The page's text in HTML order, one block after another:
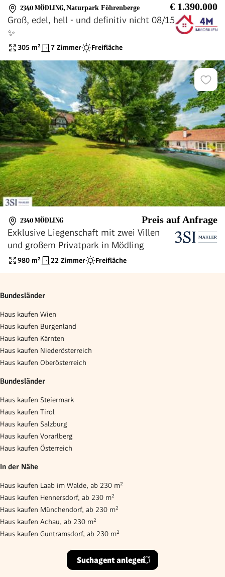
2340 MÖDLING, Naturpark Föhrenberge € 1.390.000
Groß, edel, hell - und definitiv nicht 08/15
✨
305 m² 7 Zimmer Freifläche
2340 MÖDLING Preis auf Anfrage
Exklusive Liegenschaft mit zwei Villen
und großem Privatpark in Mödling
980 m² 22 Zimmer Freifläche
Bundesländer
Haus kaufen Wien
Haus kaufen Burgenland
Haus kaufen Kärnten
Haus kaufen Niederösterreich
Haus kaufen Oberösterreich
Bundesländer
Haus kaufen Steiermark
Haus kaufen Tirol
Haus kaufen Salzburg
Haus kaufen Vorarlberg
Haus kaufen Österreich
In der Nähe
Haus kaufen Laab im Walde, ab 230 m²
Haus kaufen Hennersdorf, ab 230 m²
Haus kaufen Münchendorf, ab 230 m²
Haus kaufen Achau, ab 230 m²
Haus kaufen Guntramsdorf, ab 230 m²
Suchagent anlegen